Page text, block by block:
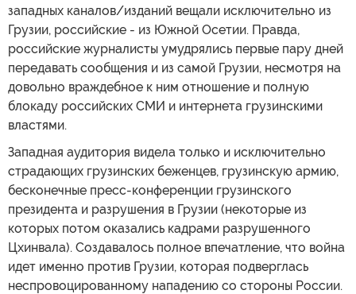
западных каналов/изданий вещали исключительно из
Грузии, российские - из Южной Осетии. Правда,
российские журналисты умудрялись первые пару дней
передавать сообщения и из самой Грузии, несмотря на
довольно враждебное к ним отношение и полную
блокаду российских СМИ и интернета грузинскими
властями.
Западная аудитория видела только и исключительно
страдающих грузинских беженцев, грузинскую армию,
бесконечные пресс-конференции грузинского
президента и разрушения в Грузии (некоторые из
которых потом оказались кадрами разрушенного
Цхинвала). Создавалось полное впечатление, что война
идет именно против Грузии, которая подверглась
неспровоцированному нападению со стороны России.